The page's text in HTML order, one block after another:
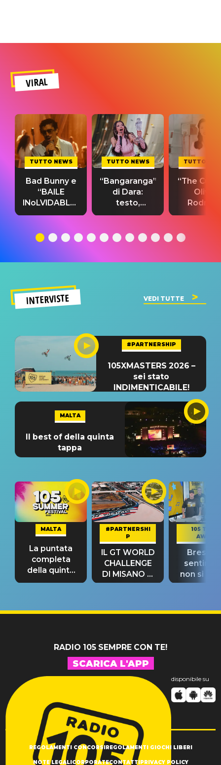
VIRAL
TUTTO NEWS
Bad Bunny e
“BAILE
INoLVIDABLE”:
testo,
significato
TUTTO NEWS
“Bangaranga”
di Dara:
testo,
traduzione e
del singolo
TUTTO
“The
Olivia
testo,
INTERVISTE VEDI TUTTE
#PARTNERSHIP
105XMASTERS 2026 –
sei stato
INDIMENTICABILE!
MALTA
Il best of della quinta
tappa
MALTA
La puntata
completa
della quinta
tappa
#PARTNERSHI
P
IL GT WORLD
CHALLENGE
DI MISANO si
riconferma
105 TAKE
AWAY
Bresh:
non si
fino alla
RADIO 105 SEMPRE CON TE!
SCARICA L'APP
disponibile su
REGOLAMENTI CONCORSI REGOLAMENTI GIOCHI LIBERI
NOTE LEGALI CORPORATECONTATTI PRIVACY POLICY